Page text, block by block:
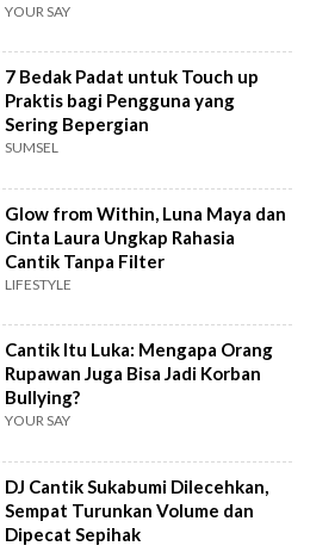
YOUR SAY
7 Bedak Padat untuk Touch up
Praktis bagi Pengguna yang
Sering Bepergian
SUMSEL
Glow from Within, Luna Maya dan
Cinta Laura Ungkap Rahasia
Cantik Tanpa Filter
LIFESTYLE
Cantik Itu Luka: Mengapa Orang
Rupawan Juga Bisa Jadi Korban
Bullying?
YOUR SAY
DJ Cantik Sukabumi Dilecehkan,
Sempat Turunkan Volume dan
Dipecat Sepihak